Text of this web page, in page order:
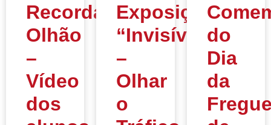
Recordar
Olhão
–
Vídeo
dos
Exposição
“Invisíveis
–
Olhar
o
do
Dia
da